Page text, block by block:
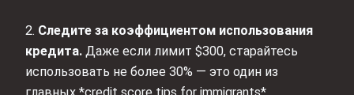
2. Следите за коэффициентом использования
кредита. Даже если лимит $300, старайтесь
использовать не более 30% — это один из